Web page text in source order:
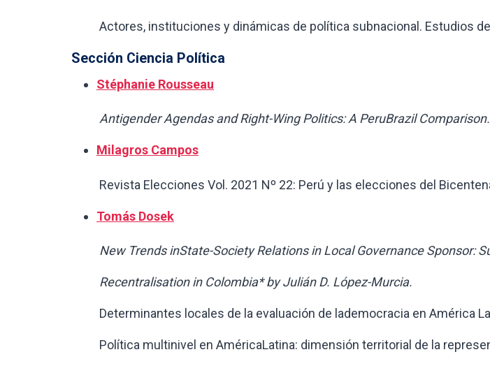
Actores, instituciones y dinámicas de política subnacional. Estudios de
Sección Ciencia Política
Stéphanie Rousseau
Antigender Agendas and Right-Wing Politics: A PeruBrazil Comparison.
Milagros Campos
Revista Elecciones Vol. 2021 Nº 22: Perú y las elecciones del
Tomás Dosek
New Trends inState-Society Relations in Local Governance Sponsor:
Recentralisation in Colombia* by Julián D. López-Murcia.
Determinantes locales de la evaluación de lademocracia en América
Política multinivel en AméricaLatina: dimensión territorial de la